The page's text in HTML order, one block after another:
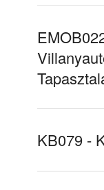
KB079 -